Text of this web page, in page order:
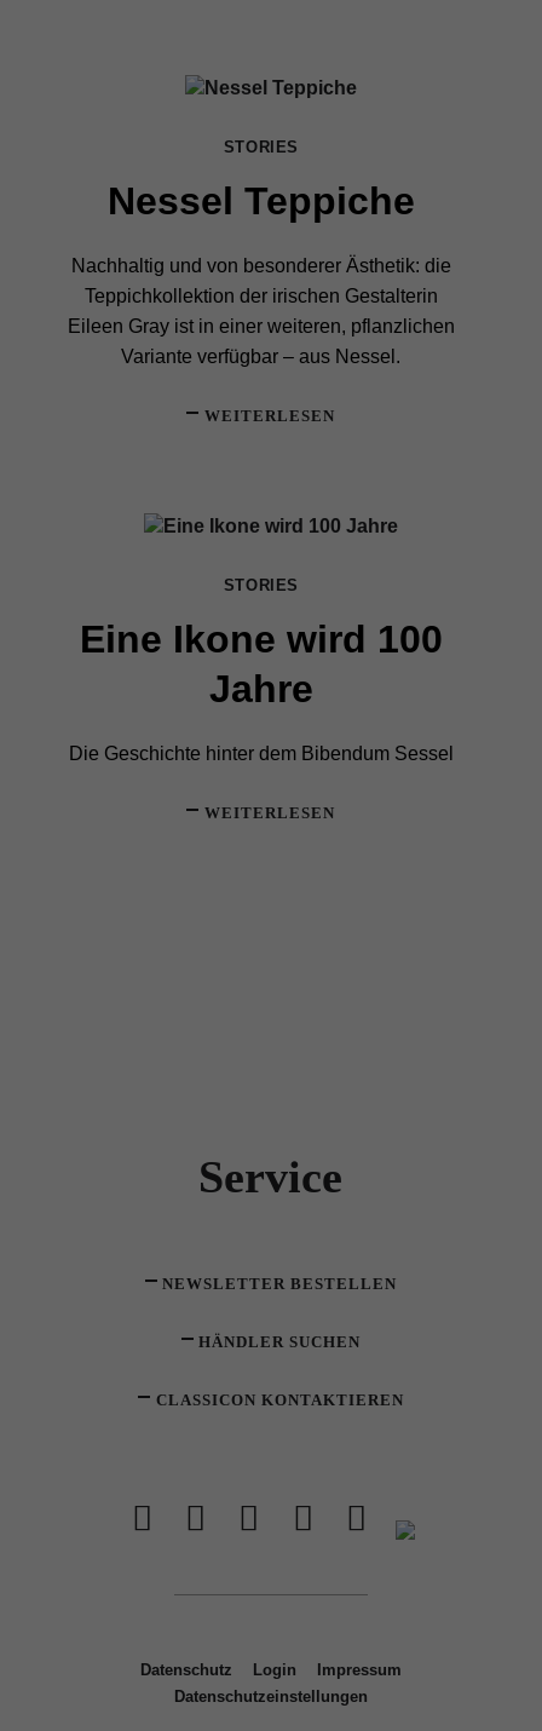
STORIES
Nessel Teppiche
Nachhaltig und von besonderer Ästhetik: die
Teppichkollektion der irischen Gestalterin
Eileen Gray ist in einer weiteren, pflanzlichen
Variante verfügbar – aus Nessel.
WEITERLESEN
STORIES
Eine Ikone wird 100
Jahre
Die Geschichte hinter dem Bibendum Sessel
WEITERLESEN
Service
NEWSLETTER BESTELLEN
HÄNDLER SUCHEN
CLASSICON KONTAKTIEREN
Datenschutz Login
Impressum
Datenschutzeinstellungen